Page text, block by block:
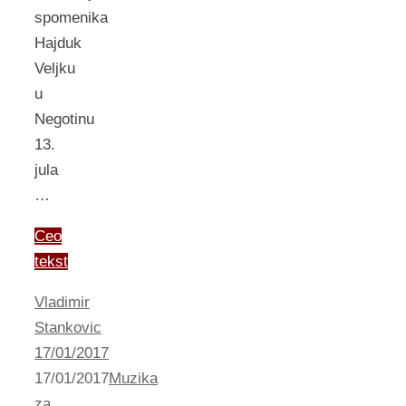
spomenika
Hajduk
Veljku
u
Negotinu
13.
jula
…
Ceo
tekst
Vladimir
Stankovic
17/01/2017
17/01/2017Muzika